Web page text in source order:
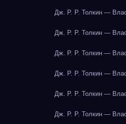
Дж. Р. Р. Толкин —
Дж. Р. Р. Толкин —
Дж. Р. Р. Толкин —
Дж. Р. Р. Толкин —
Дж. Р. Р. Толкин —
Дж. Р. Р. Толкин —